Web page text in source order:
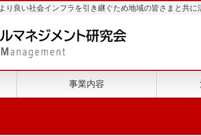
り良い社会インフラを引き継ぐため地域の皆さまと共に
事業内容